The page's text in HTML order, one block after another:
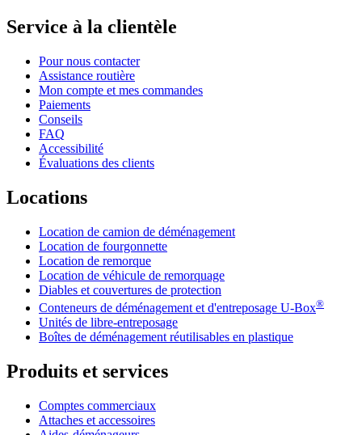
Service à la clientèle
Pour nous contacter
Assistance routière
Mon compte et mes commandes
Paiements
Conseils
FAQ
Accessibilité
Évaluations des clients
Locations
Location de camion de déménagement
Location de fourgonnette
Location de remorque
Location de véhicule de remorquage
Diables et couvertures de protection
Conteneurs de déménagement et d'entreposage U-Box®
Unités de libre-entreposage
Boîtes de déménagement réutilisables en plastique
Produits et services
Comptes commerciaux
Attaches et accessoires